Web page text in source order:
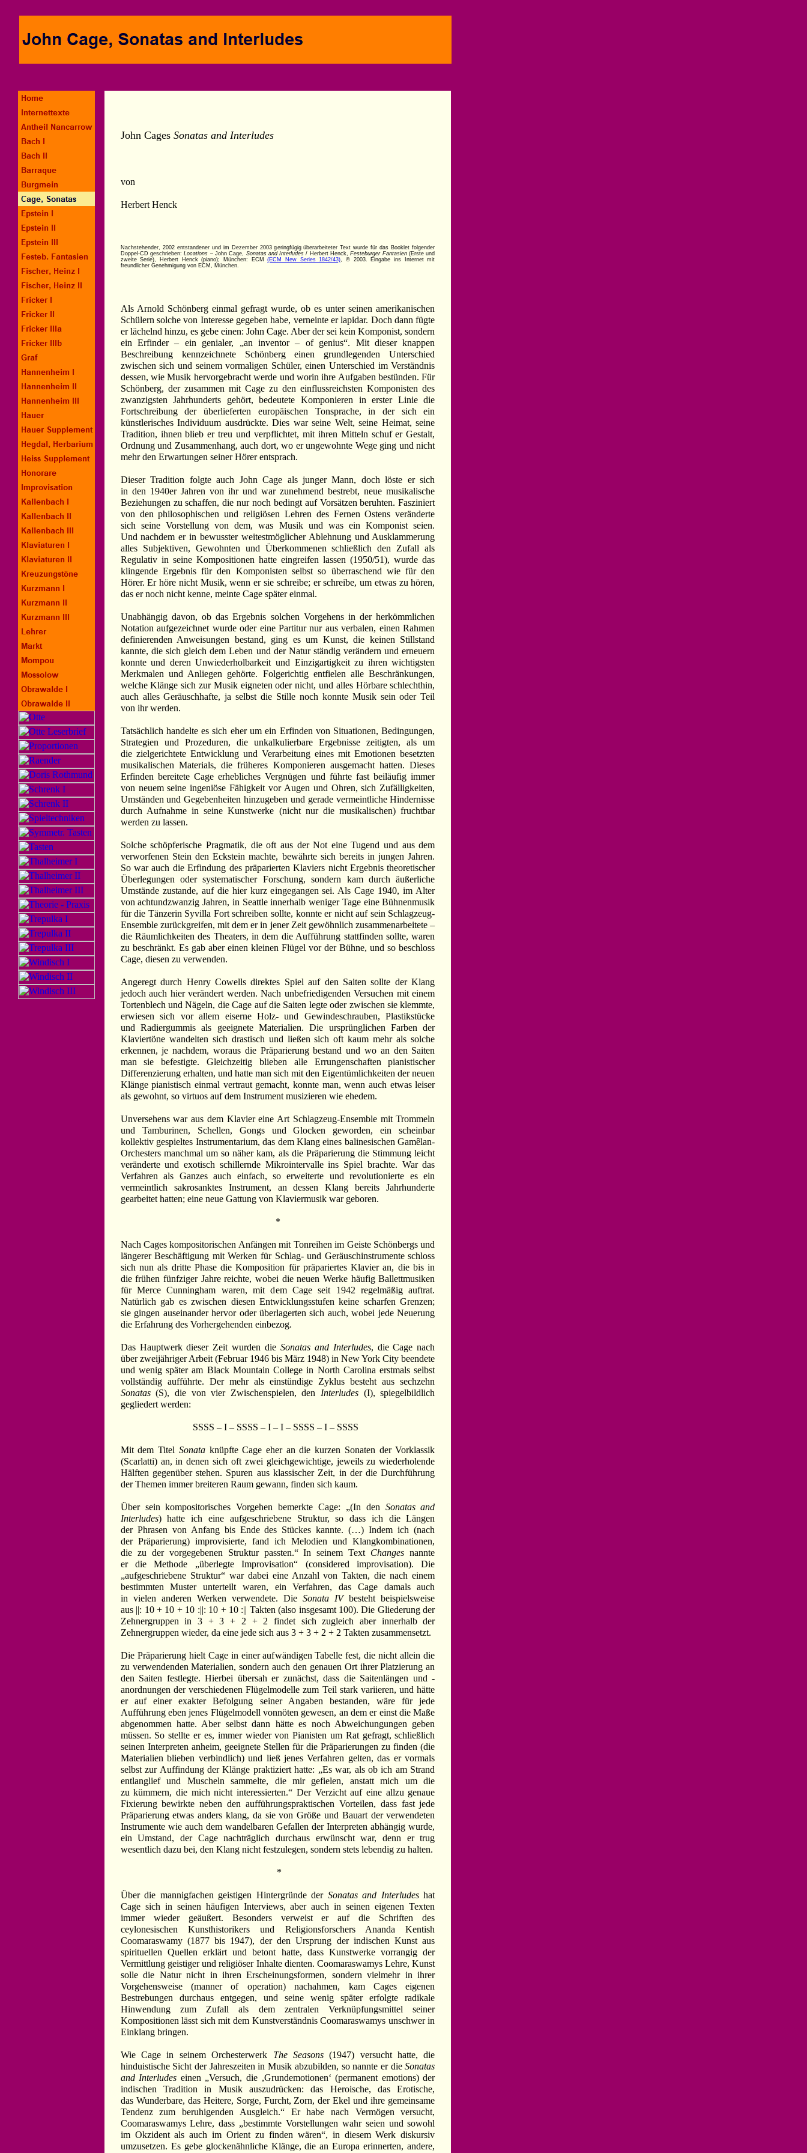
John Cages Sonatas and Interludes
von
Herbert Henck
Nachstehender, 2002 entstandener und im Dezember 2003 geringfügig überarbeiteter Text wurde für das Booklet folgender
Doppel-CD geschrieben:Locations – John Cage, Sonatas and Interludes / Herbert Henck,Festeburger Fantasien(Erste und
zweite Serie), Herbert Henck (piano); München: ECM(ECM New Series 1842/43), © 2003. Eingabe ins Internet mit
freundlicher Genehmigung von ECM, München.
Als Arnold Schönberg einmal gefragt wurde, ob es unter seinen amerikanischen
Schülern solche von Interesse gegeben habe, verneinte er lapidar. Doch dann fügte
er lächelnd hinzu, es gebe einen: John Cage. Aber der sei kein Komponist, sondern
ein Erfinder – ein genialer, „an inventor – of genius“. Mit dieser knappen
Beschreibung kennzeichnete Schönberg einen grundlegenden Unterschied
zwischen sich und seinem vormaligen Schüler, einen Unterschied im Verständnis
dessen, wie Musik hervorgebracht werde und worin ihre Aufgaben bestünden. Für
Schönberg, der zusammen mit Cage zu den einflussreichsten Komponisten des
zwanzigsten Jahrhunderts gehört, bedeutete Komponieren in erster Linie die
Fortschreibung der überlieferten europäischen Tonsprache, in der sich ein
künstlerisches Individuum ausdrückte. Dies war seine Welt, seine Heimat, seine
Tradition, ihnen blieb er treu und verpflichtet, mit ihren Mitteln schuf er Gestalt,
Ordnung und Zusammenhang, auch dort, wo er ungewohnte Wege ging und nicht
mehr den Erwartungen seiner Hörer entsprach.
Dieser Tradition folgte auch John Cage als junger Mann, doch löste er sich
in den 1940er Jahren von ihr und war zunehmend bestrebt, neue musikalische
Beziehungen zu schaffen, die nur noch bedingt auf Vorsätzen beruhten. Fasziniert
von den philosophischen und religiösen Lehren des Fernen Ostens veränderte
sich seine Vorstellung von dem, was Musik und was ein Komponist seien.
Und nachdem er in bewusster weitestmöglicher Ablehnung und Ausklammerung
alles Subjektiven, Gewohnten und Überkommenen schließlich den Zufall als
Regulativ in seine Kompositionen hatte eingreifen lassen (1950/51), wurde das
klingende Ergebnis für den Komponisten selbst so überraschend wie für den
Hörer. Er höre nicht Musik, wenn er sie schreibe; er schreibe, um etwas zu hören,
das er noch nicht kenne, meinte Cage später einmal.
Unabhängig davon, ob das Ergebnis solchen Vorgehens in der herkömmlichen
Notation aufgezeichnet wurde oder eine Partitur nur aus verbalen, einen Rahmen
definierenden Anweisungen bestand, ging es um Kunst, die keinen Stillstand
kannte, die sich gleich dem Leben und der Natur ständig verändern und erneuern
konnte und deren Unwiederholbarkeit und Einzigartigkeit zu ihren wichtigsten
Merkmalen und Anliegen gehörte. Folgerichtig entfielen alle Beschränkungen,
welche Klänge sich zur Musik eigneten oder nicht, und alles Hörbare schlechthin,
auch alles Geräuschhafte, ja selbst die Stille noch konnte Musik sein oder Teil
von ihr werden.
Tatsächlich handelte es sich eher um ein Erfinden von Situationen, Bedingungen,
Strategien und Prozeduren, die unkalkulierbare Ergebnisse zeitigten, als um
die zielgerichtete Entwicklung und Verarbeitung eines mit Emotionen besetzten
musikalischen Materials, die früheres Komponieren ausgemacht hatten. Dieses
Erfinden bereitete Cage erhebliches Vergnügen und führte fast beiläufig immer
von neuem seine ingeniöse Fähigkeit vor Augen und Ohren, sich Zufälligkeiten,
Umständen und Gegebenheiten hinzugeben und gerade vermeintliche Hindernisse
durch Aufnahme in seine Kunstwerke (nicht nur die musikalischen) fruchtbar
werden zu lassen.
Solche schöpferische Pragmatik, die oft aus der Not eine Tugend und aus dem
verworfenen Stein den Eckstein machte, bewährte sich bereits in jungen Jahren.
So war auch die Erfindung des präparierten Klaviers nicht Ergebnis theoretischer
Überlegungen oder systematischer Forschung, sondern kam durch äußerliche
Umstände zustande, auf die hier kurz eingegangen sei. Als Cage 1940, im Alter
von achtundzwanzig Jahren, in Seattle innerhalb weniger Tage eine Bühnenmusik
für die Tänzerin Syvilla Fort schreiben sollte, konnte er nicht auf sein Schlagzeug-
Ensemble zurückgreifen, mit dem er in jener Zeit gewöhnlich zusammenarbeitete –
die Räumlichkeiten des Theaters, in dem die Aufführung stattfinden sollte, waren
zu beschränkt. Es gab aber einen kleinen Flügel vor der Bühne, und so beschloss
Cage, diesen zu verwenden.
Angeregt durch Henry Cowells direktes Spiel auf den Saiten sollte der Klang
jedoch auch hier verändert werden. Nach unbefriedigenden Versuchen mit einem
Tortenblech und Nägeln, die Cage auf die Saiten legte oder zwischen sie klemmte,
erwiesen sich vor allem eiserne Holz- und Gewindeschrauben, Plastikstücke
und Radiergummis als geeignete Materialien. Die ursprünglichen Farben der
Klaviertöne wandelten sich drastisch und ließen sich oft kaum mehr als solche
erkennen, je nachdem, woraus die Präparierung bestand und wo an den Saiten
man sie befestigte. Gleichzeitig blieben alle Errungenschaften pianistischer
Differenzierung erhalten, und hatte man sich mit den Eigentümlichkeiten der neuen
Klänge pianistisch einmal vertraut gemacht, konnte man, wenn auch etwas leiser
als gewohnt, so virtuos auf dem Instrument musizieren wie ehedem.
Unversehens war aus dem Klavier eine Art Schlagzeug-Ensemble mit Trommeln
und Tamburinen, Schellen, Gongs und Glocken geworden, ein scheinbar
kollektiv gespieltes Instrumentarium, das dem Klang eines balinesischen Gamêlan-
Orchesters manchmal um so näher kam, als die Präparierung die Stimmung leicht
veränderte und exotisch schillernde Mikrointervalle ins Spiel brachte. War das
Verfahren als Ganzes auch einfach, so erweiterte und revolutionierte es ein
vermeintlich sakrosanktes Instrument, an dessen Klang bereits Jahrhunderte
gearbeitet hatten; eine neue Gattung von Klaviermusik war geboren.
*
Nach Cages kompositorischen Anfängen mit Tonreihen im Geiste Schönbergs und
längerer Beschäftigung mit Werken für Schlag- und Geräuschinstrumente schloss
sich nun als dritte Phase die Komposition für präpariertes Klavier an, die bis in
die frühen fünfziger Jahre reichte, wobei die neuen Werke häufig Ballettmusiken
für Merce Cunningham waren, mit dem Cage seit 1942 regelmäßig auftrat.
Natürlich gab es zwischen diesen Entwicklungsstufen keine scharfen Grenzen;
sie gingen auseinander hervor oder überlagerten sich auch, wobei jede Neuerung
die Erfahrung des Vorhergehenden einbezog.
Das Hauptwerk dieser Zeit wurden die Sonatas and Interludes, die Cage nach
über zweijähriger Arbeit (Februar 1946 bis März 1948) in New York City beendete
und wenig später am Black Mountain College in North Carolina erstmals selbst
vollständig aufführte. Der mehr als einstündige Zyklus besteht aus sechzehn
Sonatas(S), die von vier Zwischenspielen, den Interludes (I), spiegelbildlich
gegliedert werden:
SSSS – I – SSSS – I – I – SSSS – I – SSSS
Mit dem Titel Sonataknüpfte Cage eher an die kurzen Sonaten der Vorklassik
(Scarlatti) an, in denen sich oft zwei gleichgewichtige, jeweils zu wiederholende
Hälften gegenüber stehen. Spuren aus klassischer Zeit, in der die Durchführung
der Themen immer breiteren Raum gewann, finden sich kaum.
Über sein kompositorisches Vorgehen bemerkte Cage: „(In den Sonatas and
Interludes) hatte ich eine aufgeschriebene Struktur, so dass ich die Längen
der Phrasen von Anfang bis Ende des Stückes kannte. (…) Indem ich (nach
der Präparierung) improvisierte, fand ich Melodien und Klangkombinationen,
die zu der vorgegebenen Struktur passten.“ In seinem Text Changes nannte
er die Methode „überlegte Improvisation“ (considered improvisation). Die
„aufgeschriebene Struktur“ war dabei eine Anzahl von Takten, die nach einem
bestimmten Muster unterteilt waren, ein Verfahren, das Cage damals auch
in vielen anderen Werken verwendete. DieSonata IVbesteht beispielsweise
aus ||: 10 + 10 + 10 :||: 10 + 10 :|| Takten (also insgesamt 100). Die Gliederung der
Zehnergruppen in 3 + 3 + 2 + 2 findet sich zugleich aber innerhalb der
Zehnergruppen wieder, da eine jede sich aus 3 + 3 + 2 + 2 Takten zusammensetzt.
Die Präparierung hielt Cage in einer aufwändigen Tabelle fest, die nicht allein die
zu verwendenden Materialien, sondern auch den genauen Ort ihrer Platzierung an
den Saiten festlegte. Hierbei übersah er zunächst, dass die Saitenlängen und -
anordnungen der verschiedenen Flügelmodelle zum Teil stark variieren, und hätte
er auf einer exakter Befolgung seiner Angaben bestanden, wäre für jede
Aufführung eben jenes Flügelmodell vonnöten gewesen, an dem er einst die Maße
abgenommen hatte. Aber selbst dann hätte es noch Abweichungungen geben
müssen. So stellte er es, immer wieder von Pianisten um Rat gefragt, schließlich
seinen Interpreten anheim, geeignete Stellen für die Präparierungen zu finden (die
Materialien blieben verbindlich) und ließ jenes Verfahren gelten, das er vormals
selbst zur Auffindung der Klänge praktiziert hatte: „Es war, als ob ich am Strand
entlanglief und Muscheln sammelte, die mir gefielen, anstatt mich um die
zu kümmern, die mich nicht interessierten.“ Der Verzicht auf eine allzu genaue
Fixierung bewirkte neben den aufführungspraktischen Vorteilen, dass fast jede
Präparierung etwas anders klang, da sie von Größe und Bauart der verwendeten
Instrumente wie auch dem wandelbaren Gefallen der Interpreten abhängig wurde,
ein Umstand, der Cage nachträglich durchaus erwünscht war, denn er trug
wesentlich dazu bei, den Klang nicht festzulegen, sondern stets lebendig zu halten.
*
Über die mannigfachen geistigen Hintergründe der Sonatas and Interludeshat
Cage sich in seinen häufigen Interviews, aber auch in seinen eigenen Texten
immer wieder geäußert. Besonders verweist er auf die Schriften des
ceylonesischen Kunsthistorikers und Religionsforschers Ananda Kentish
Coomaraswamy (1877 bis 1947), der den Ursprung der indischen Kunst aus
spirituellen Quellen erklärt und betont hatte, dass Kunstwerke vorrangig der
Vermittlung geistiger und religiöser Inhalte dienten. Coomaraswamys Lehre, Kunst
solle die Natur nicht in ihren Erscheinungsformen, sondern vielmehr in ihrer
Vorgehensweise (manner of operation) nachahmen, kam Cages eigenen
Bestrebungen durchaus entgegen, und seine wenig später erfolgte radikale
Hinwendung zum Zufall als dem zentralen Verknüpfungsmittel seiner
Kompositionen lässt sich mit dem Kunstverständnis Coomaraswamys unschwer in
Einklang bringen.
Wie Cage in seinem Orchesterwerk The Seasons(1947) versucht hatte, die
hinduistische Sicht der Jahreszeiten in Musik abzubilden, so nannte er dieSonatas
and Interludes einen „Versuch, die ,Grundemotionen‘ (permanent emotions) der
indischen Tradition in Musik auszudrücken: das Heroische, das Erotische,
das Wunderbare, das Heitere, Sorge, Furcht, Zorn, der Ekel und ihre gemeinsame
Tendenz zum beruhigenden Ausgleich.“ Er habe nach Vermögen versucht,
Coomaraswamys Lehre, dass „bestimmte Vorstellungen wahr seien und sowohl
im Okzident als auch im Orient zu finden wären“, in diesem Werk diskursiv
umzusetzen. Es gebe glockenähnliche Klänge, die an Europa erinnerten, andere,